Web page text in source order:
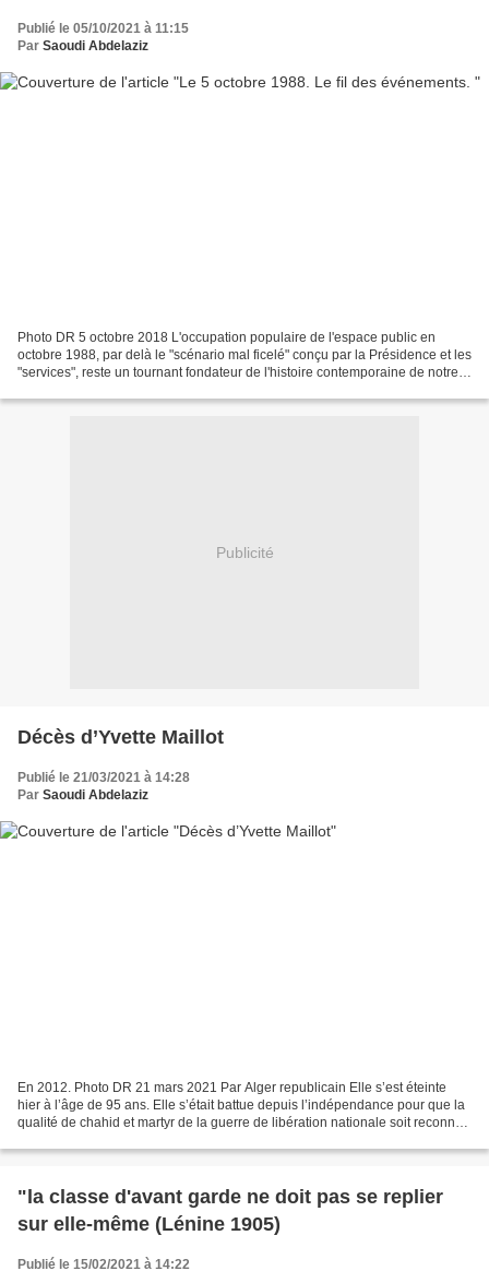
Publié le 05/10/2021 à 11:15
Par Saoudi Abdelaziz
Photo DR 5 octobre 2018 L'occupation populaire de l'espace public en
octobre 1988, par delà le "scénario mal ficelé" conçu par la Présidence et les
"services", reste un tournant fondateur de l'histoire contemporaine de notre
Publicité
Décès d’Yvette Maillot
Publié le 21/03/2021 à 14:28
Par Saoudi Abdelaziz
En 2012. Photo DR 21 mars 2021 Par Alger republicain Elle s’est éteinte
hier à l’âge de 95 ans. Elle s’était battue depuis l’indépendance pour que la
qualité de chahid et martyr de la guerre de libération nationale soit reconnue
"la classe d'avant garde ne doit pas se replier
sur elle-même (Lénine 1905)
Publié le 15/02/2021 à 14:22